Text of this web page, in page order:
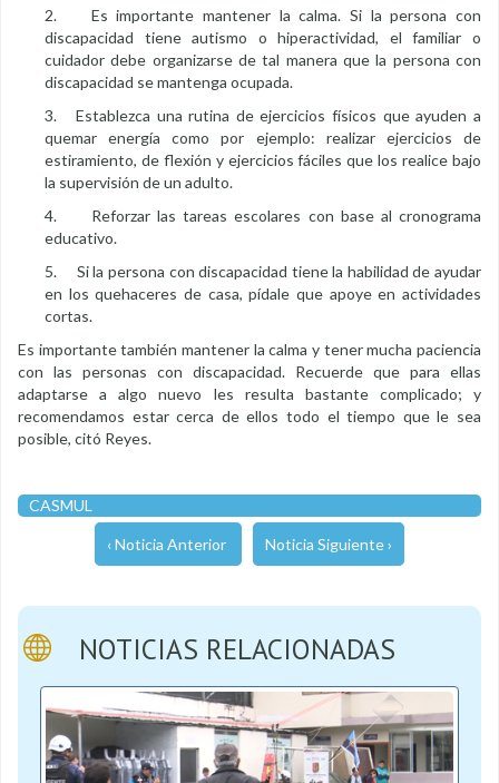
2. Es importante mantener la calma. Si la persona con
discapacidad tiene autismo o hiperactividad, el familiar o
cuidador debe organizarse de tal manera que la persona con
discapacidad se mantenga ocupada.
3. Establezca una rutina de ejercicios físicos que ayuden a
quemar energía como por ejemplo: realizar ejercicios de
estiramiento, de flexión y ejercicios fáciles que los realice bajo
la supervisión de un adulto.
4. Reforzar las tareas escolares con base al cronograma
educativo.
5. Si la persona con discapacidad tiene la habilidad de ayudar
en los quehaceres de casa, pídale que apoye en actividades
cortas.
Es importante también mantener la calma y tener mucha paciencia
con las personas con discapacidad. Recuerde que para ellas
adaptarse a algo nuevo les resulta bastante complicado; y
recomendamos estar cerca de ellos todo el tiempo que le sea
posible, citó Reyes.
CASMUL
‹ Noticia Anterior Noticia Siguiente ›
NOTICIAS RELACIONADAS